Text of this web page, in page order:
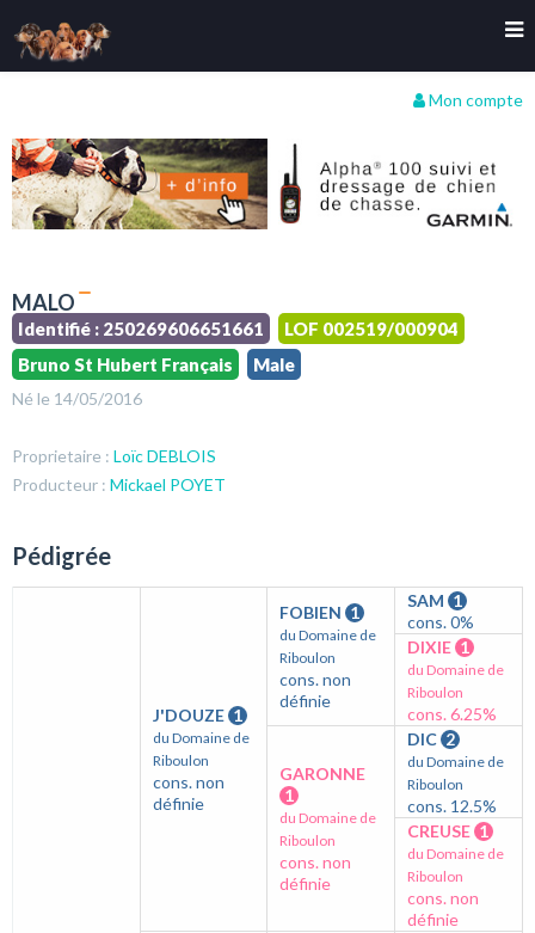
Mon compte
MALO
Identifié : 250269606651661
LOF 002519/000904
Bruno St Hubert Français
Male
Né le 14/05/2016
Proprietaire : Loïc DEBLOIS
Producteur : Mickael POYET
Pédigrée
J'DOUZE 1
du Domaine de
Riboulon
cons. non
définie
FOBIEN 1
du Domaine de
Riboulon
cons. non
définie
SAM 1
cons. 0%
DIXIE 1
du Domaine de
Riboulon
cons. 6.25%
GARONNE
1
du Domaine de
Riboulon
cons. non
définie
DIC 2
du Domaine de
Riboulon
cons. 12.5%
CREUSE 1
du Domaine de
Riboulon
cons. non
définie